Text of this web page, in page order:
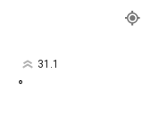
31.1
°